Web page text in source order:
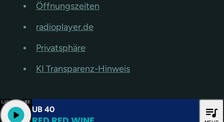
Öffnungszeiten
radioplayer.de
Privatsphäre
KI Transparenz-Hinweis
UB 40
play_arrow queue_music